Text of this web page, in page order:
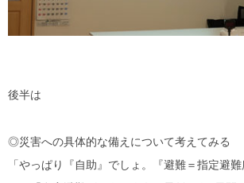
後半は
◎災害への具体的な備えについて考えてみる
「やっぱり『自助』でしょ。『避難＝指定避